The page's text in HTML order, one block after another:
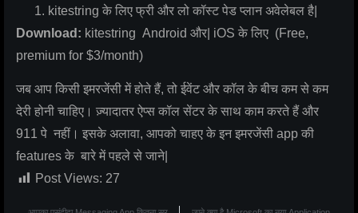
kitestring के लिए फ्री और लो कॉस्ट पेड प्लान अवेलेबल है|
Download: kitestring Android और| iOS के लिए (Free,
premium for $3/month)
जब आप किसी इमरजेंसी में होते हैं, तो ईवेंट और कॉल के बीच कम से कम
देरी होनी चाहिए। ज़्यादातर ऐप्स कॉल सेंटर के साथ काम करते हैं और
911 पे नहीं। इसके अलावा, आपको चाहए के इन इमरजेंसी app की
features के बारे में पहले से जाने|
Post Views: 27